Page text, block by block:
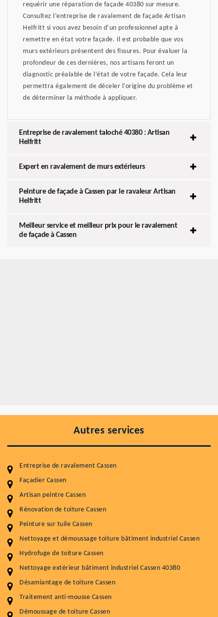
requérir une réparation de façade 40380 sur mesure.
Consultez l’entreprise de ravalement de façade Artisan
Helfritt si vous avez besoin d’un professionnel apte à
remettre en état votre façade. Il est probable que vos
murs extérieurs présentent des fissures. Pour évaluer la
profondeur de ces dernières, nos artisans feront un
diagnostic préalable de l’état de votre façade. Cela leur
permettra également de déceler l’origine du problème et
de déterminer la méthode à appliquer.
Entreprise de ravalement taloché 40380 : Artisan
Helfritt
Expert en ravalement de murs extérieurs
Peinture de façade à Cassen par le ravaleur Artisan
Helfritt
Meilleur service et meilleur prix pour le ravalement
de façade à Cassen
Autres services
Entreprise de ravalement Cassen
Façadier Cassen
Artisan peintre Cassen
Rénovation de toiture Cassen
Peinture sur tuile Cassen
Nettoyage et démoussage toiture bâtiment industriel Cassen
Hydrofuge de toiture Cassen
Nettoyage extérieur bâtiment industriel Cassen 40380
Désamiantage de toiture Cassen
Traitement anti-mousse Cassen
Démoussage de toiture Cassen
Entretenir votre toiture, c'est préserver sa
durabilité
Plus de 15 ans d'expérience en couverture et facade
Service
Nettoyageb toiture
Démoussage toiture
Traitement hydrofuge toiture